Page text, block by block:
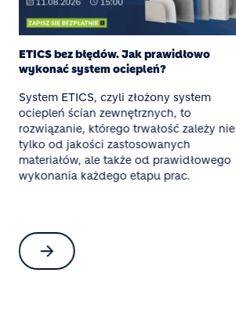
ETICS bez błędów. Jak prawidłowo
wykonać system ociepleń?
System ETICS, czyli złożony system
ociepleń ścian zewnętrznych, to
rozwiązanie, którego trwałość zależy nie
tylko od jakości zastosowanych
materiałów, ale także od prawidłowego
wykonania każdego etapu prac.